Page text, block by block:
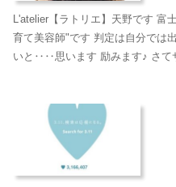
L'atelier【ラトリエ】天野です 富
育て美容師"です 判定は自分では
いと‥‥思います 励みます♪ さて